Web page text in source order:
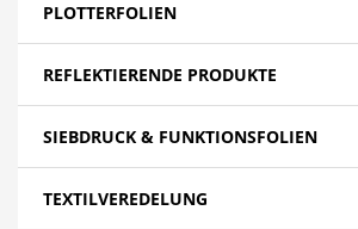
Folien - High Tack | Niedertemperaturen
Folien - Adhäsionsfolien
Papier- Fotopapier
PLOTTERFOLIEN
REFLEKTIERENDE PRODUKTE
SIEBDRUCK & FUNKTIONSFOLIEN
TEXTILVEREDELUNG